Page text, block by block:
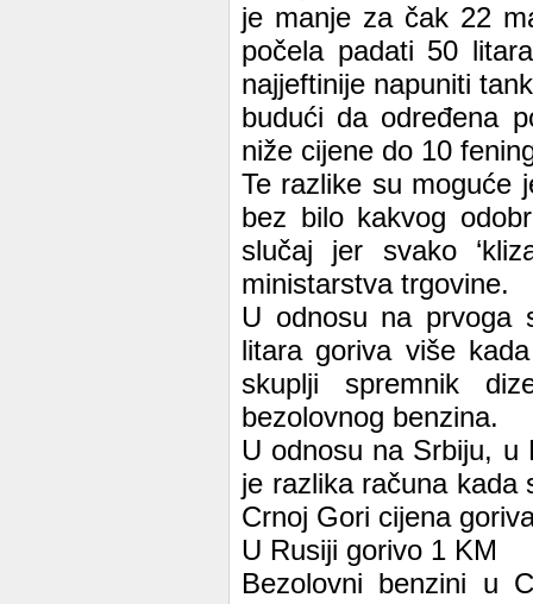
je manje za čak 22
počela padati 50
najjeftinije napuniti
budući da određena
niže cijene do 10
Te razlike su moguće
bez bilo kakvog
slučaj jer svako
ministarstva trgovine.
U odnosu na prvoga
litara goriva više
skuplji spremnik
bezolovnog benzina.
U odnosu na Srbiju, u
je razlika računa kada
Crnoj Gori cijena
U Rusiji gorivo 1 KM
Bezolovni benzini u